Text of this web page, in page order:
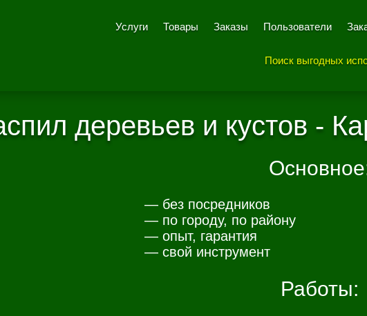
Услуги Товары Заказы Пользователи
Поиск выгодных
деревьев и кустов -
— без посредников
— по городу, по району
— опыт, гарантия
— свой инструмент
Работы: